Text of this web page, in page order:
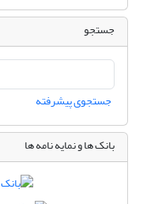
جستجو
جستجوی پیشرفته
بانک ها و نمایه نامه ها